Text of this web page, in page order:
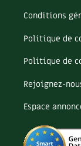
Conditions
Politique de
Politique de
Rejoignez-
Espace